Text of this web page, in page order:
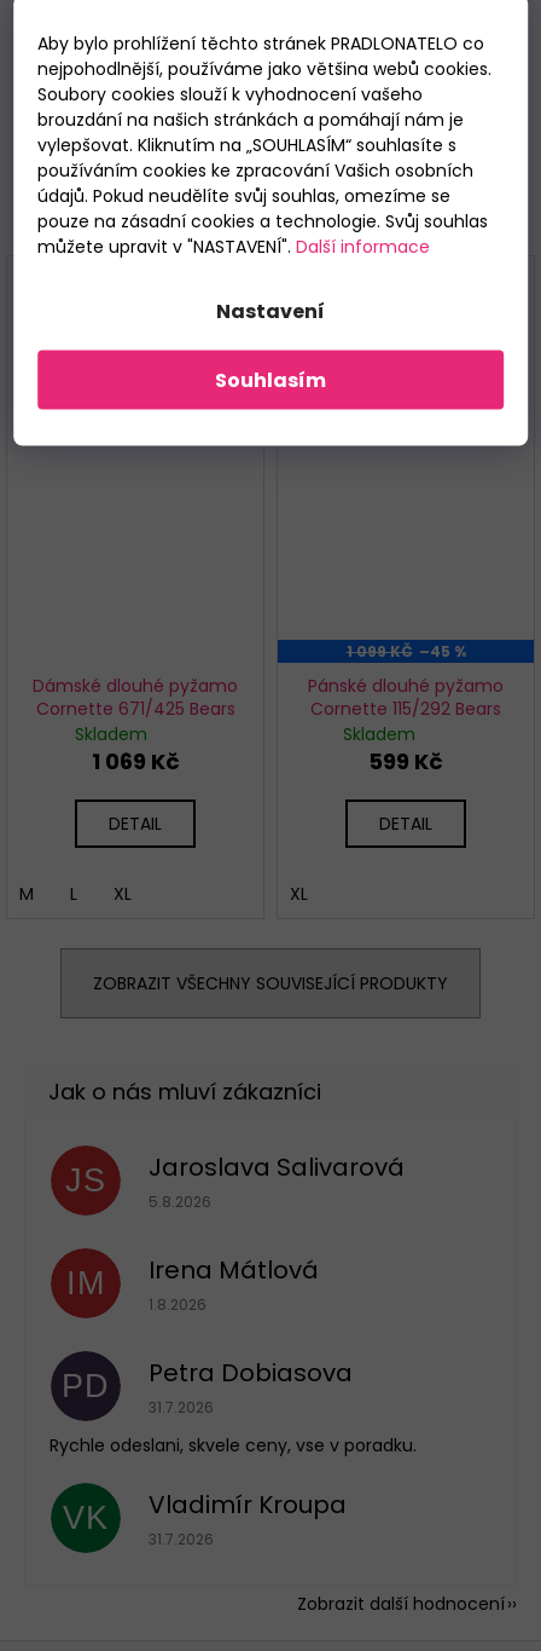
Aby bylo prohlížení těchto stránek PRADLONATELO co
nejpohodlnější, používáme jako většina webů cookies.
Soubory cookies slouží k vyhodnocení vašeho
brouzdání na našich stránkách a pomáhají nám je
vylepšovat. Kliknutím na „SOUHLASÍM“ souhlasíte s
používáním cookies ke zpracování Vašich osobních
údajů. Pokud neudělíte svůj souhlas, omezíme se
pouze na zásadní cookies a technologie. Svůj souhlas
můžete upravit v "NASTAVENÍ". Další informace
Nastavení
Souhlasím
Pohodlné vzorované kalhoty v nohavicích ukončené
manžetovým úpletem.Baleno v dárkové krabičce.
Materiálové složení: 100% bavlna.
Související
Dámské dlouhé pyžamo
Cornette 671/425 Bears
Skladem
1 069 Kč
DETAIL
M L XL
1 099 KČ –45 %
Pánské dlouhé pyžamo
Cornette 115/292 Bears
Skladem
599 Kč
DETAIL
XL
ZOBRAZIT VŠECHNY SOUVISEJÍCÍ PRODUKTY
JS Jaroslava Salivarová
Hodnocení obchodu je 5 z 5 hvězdiček.
5.8.2026
IM Irena Mátlová
Hodnocení obchodu je 5 z 5 hvězdiček.
1.8.2026
PD Petra Dobiasova
Hodnocení obchodu je 5 z 5 hvězdiček.
31.7.2026
Rychle odeslani, skvele ceny, vse v poradku.
VK Vladimír Kroupa
Hodnocení obchodu je 5 z 5 hvězdiček.
31.7.2026
Zobrazit další hodnocení